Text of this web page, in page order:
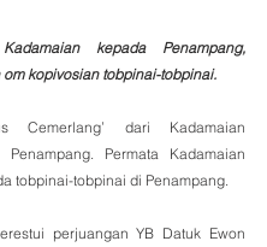
kepada Penampang,
kopivosian tobpinai-tobpinai.
Cemerlang’ dari Kadamaian
Permata Kadamaian
tobpinai-tobpinai di Penampang.
perjuangan YB Datuk Ewon